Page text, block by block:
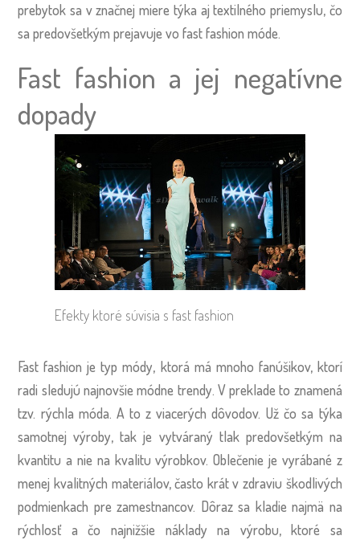
prebytok sa v značnej miere týka aj textilného priemyslu, čo
sa predovšetkým prejavuje vo fast fashion móde.
Fast fashion a jej negatívne
dopady
Efekty ktoré súvisia s fast fashion
Fast fashion je typ módy, ktorá má mnoho fanúšikov, ktorí
radi sledujú najnovšie módne trendy. V preklade to znamená
tzv. rýchla móda. A to z viacerých dôvodov. Už čo sa týka
samotnej výroby, tak je vytváraný tlak predovšetkým na
kvantitu a nie na kvalitu výrobkov. Oblečenie je vyrábané z
menej kvalitných materiálov, často krát v zdraviu škodlivých
podmienkach pre zamestnancov. Dôraz sa kladie najmä na
rýchlosť a čo najnižšie náklady na výrobu, ktoré sa